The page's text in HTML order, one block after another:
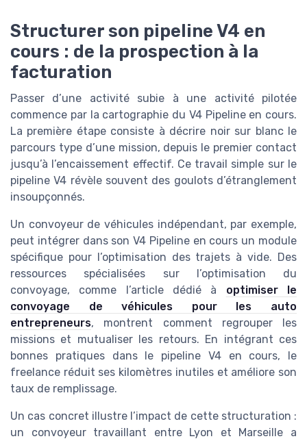
Structurer son pipeline V4 en
cours : de la prospection à la
facturation
Passer d’une activité subie à une activité pilotée
commence par la cartographie du V4 Pipeline en cours.
La première étape consiste à décrire noir sur blanc le
parcours type d’une mission, depuis le premier contact
jusqu’à l’encaissement effectif. Ce travail simple sur le
pipeline V4 révèle souvent des goulots d’étranglement
insoupçonnés.
Un convoyeur de véhicules indépendant, par exemple,
peut intégrer dans son V4 Pipeline en cours un module
spécifique pour l’optimisation des trajets à vide. Des
ressources spécialisées sur l’optimisation du
convoyage, comme l’article dédié à optimiser le
convoyage de véhicules pour les auto
entrepreneurs, montrent comment regrouper les
missions et mutualiser les retours. En intégrant ces
bonnes pratiques dans le pipeline V4 en cours, le
freelance réduit ses kilomètres inutiles et améliore son
taux de remplissage.
Un cas concret illustre l’impact de cette structuration :
un convoyeur travaillant entre Lyon et Marseille a